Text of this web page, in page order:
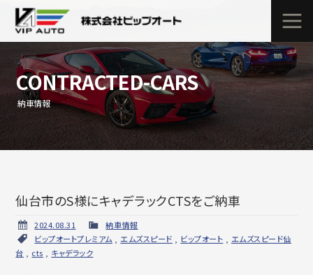
CONTRACTED-CARS
納車情報
仙台市のS様にキャデラックCTSをご納車
2024.08.31
納車情報
ビップオートプレミアム
エムズスピード ビップオート
エムズスピード仙
台
cts キャデラック